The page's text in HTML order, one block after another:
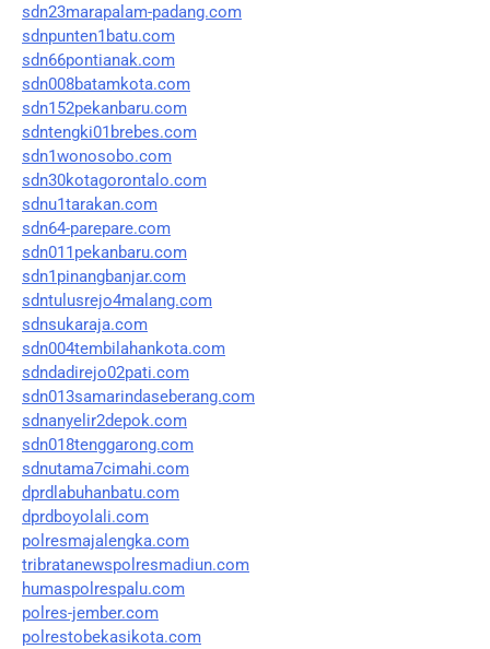
sdn23marapalam-padang.com
sdnpunten1batu.com
sdn66pontianak.com
sdn008batamkota.com
sdn152pekanbaru.com
sdntengki01brebes.com
sdn1wonosobo.com
sdn30kotagorontalo.com
sdnu1tarakan.com
sdn64-parepare.com
sdn011pekanbaru.com
sdn1pinangbanjar.com
sdntulusrejo4malang.com
sdnsukaraja.com
sdn004tembilahankota.com
sdndadirejo02pati.com
sdn013samarindaseberang.com
sdnanyelir2depok.com
sdn018tenggarong.com
sdnutama7cimahi.com
dprdlabuhanbatu.com
dprdboyolali.com
polresmajalengka.com
tribratanewspolresmadiun.com
humaspolrespalu.com
polres-jember.com
polrestobekasikota.com